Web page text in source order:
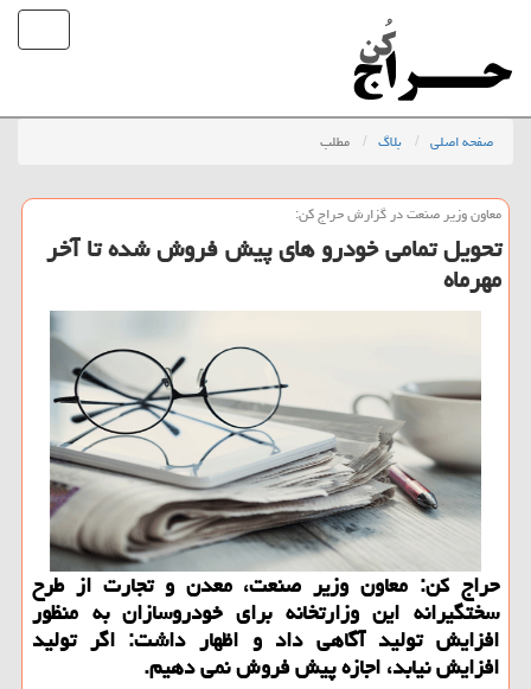
صفحه اصلی بلاگ مطلب
معاون وزیر صنعت در گزارش حراج كن:
تحویل تمامی خودرو های پیش فروش شده تا آخر
مهرماه
حراج كن: معاون وزیر صنعت، معدن و تجارت از طرح
سختگیرانه این وزارتخانه برای خودروسازان به منظور
افزایش تولید آگاهی داد و اظهار داشت: اگر تولید
افزایش نیابد، اجازه پیش فروش نمی دهیم.